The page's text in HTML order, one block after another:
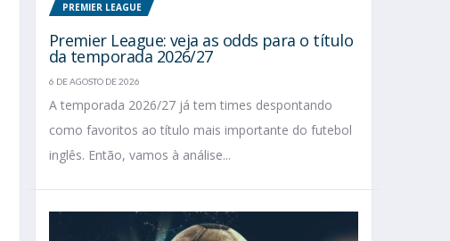
PREMIER LEAGUE
Premier League: veja as odds para o título
da temporada 2026/27
6 DE AGOSTO DE 2026
A temporada 2026/27 já tem times despontando
como favoritos ao título mais importante do futebol
inglês. Então, vamos à análise...